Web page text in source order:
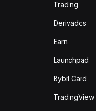
Trading
Derivados
Earn
Launchpad
Bybit Card
TradingView